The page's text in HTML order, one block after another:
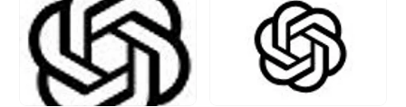
고 있으며, 성장 전략의 일환으로 관련 기업 인수(M&A)를
활용해 왔다.🧾 Compan..